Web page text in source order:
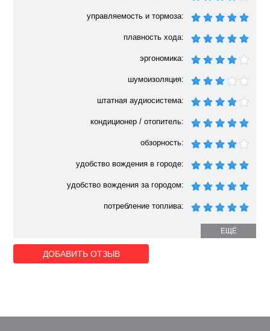
управляемость и тормоза:
плавность хода:
эргономика:
шумоизоляция:
штатная аудиосистема:
кондиционер / отопитель:
обзорность:
удобство вождения в городе:
удобство вождения за городом:
потребление топлива:
ЕЩЁ
ДОБАВИТЬ ОТЗЫВ